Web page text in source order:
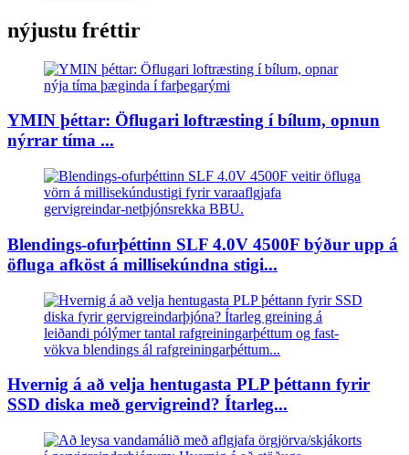
nýjustu fréttir
YMIN þéttar: Öflugari loftræsting í bílum, opnun
nýrrar tíma ...
Blendings-ofurþéttinn SLF 4.0V 4500F býður upp á
öfluga afköst á millisekúndna stigi...
Hvernig á að velja hentugasta PLP þéttann fyrir
SSD diska með gervigreind? Ítarleg...